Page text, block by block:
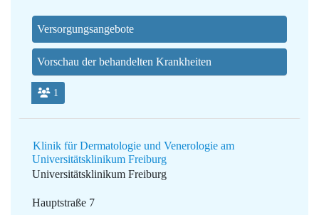
Versorgungsangebote
Vorschau der behandelten Krankheiten
1
Klinik für Dermatologie und Venerologie am
Universitätsklinikum Freiburg
Universitätsklinikum Freiburg
Hauptstraße 7